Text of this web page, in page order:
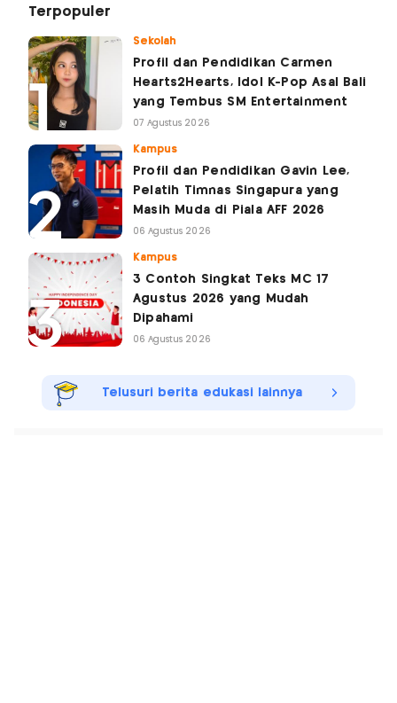
Terpopuler
Sekolah
Profil dan Pendidikan Carmen
Hearts2Hearts, Idol K-Pop Asal Bali
yang Tembus SM Entertainment
07 Agustus 2026
Kampus
Profil dan Pendidikan Gavin Lee,
Pelatih Timnas Singapura yang
Masih Muda di Piala AFF 2026
06 Agustus 2026
Kampus
3 Contoh Singkat Teks MC 17
Agustus 2026 yang Mudah
Dipahami
06 Agustus 2026
Telusuri berita edukasi lainnya